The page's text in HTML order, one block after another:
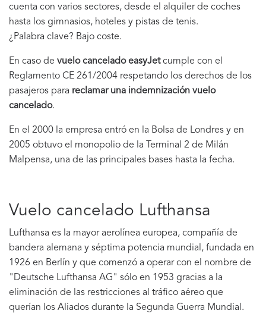
cuenta con varios sectores, desde el alquiler de coches
hasta los gimnasios, hoteles y pistas de tenis.
¿Palabra clave? Bajo coste.
En caso de vuelo cancelado easyJetcumple con el
Reglamento CE 261/2004 respetando los derechos de los
pasajeros para reclamar una indemnización vuelo
cancelado.
En el 2000 la empresa entró en la Bolsa de Londres y en
2005 obtuvo el monopolio de la Terminal 2 de Milán
Malpensa, una de las principales bases hasta la fecha.
Vuelo cancelado Lufthansa
Lufthansa es la mayor aerolínea europea, compañía de
bandera alemana y séptima potencia mundial, fundada en
1926 en Berlín y que comenzó a operar con el nombre de
"Deutsche Lufthansa AG" sólo en 1953 gracias a la
eliminación de las restricciones al tráfico aéreo que
querían los Aliados durante la Segunda Guerra Mundial.